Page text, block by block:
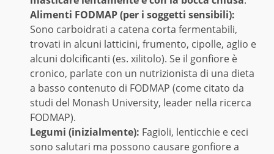
Alimenti FODMAP (per i soggetti sensibili):
Sono carboidrati a catena corta fermentabili,
trovati in alcuni latticini, frumento, cipolle, aglio e
alcuni dolcificanti (es. xilitolo). Se il gonfiore è
cronico, parlate con un nutrizionista di una dieta
a basso contenuto di FODMAP (come citato da
studi del Monash University, leader nella ricerca
FODMAP).
Legumi (inizialmente): Fagioli, lenticchie e ceci
sono salutari ma possono causare gonfiore a